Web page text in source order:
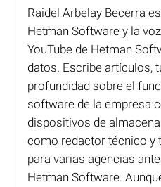
Raidel Arbelay Becerra
Hetman Software y la
YouTube de Hetman
datos. Escribe artículos,
profundidad sobre el
software de la empresa
dispositivos de
como redactor técnico y
para varias agencias
Hetman Software.